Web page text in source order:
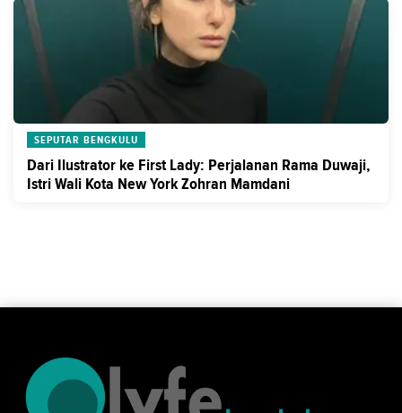
SEPUTAR BENGKULU
Dari Ilustrator ke First Lady: Perjalanan Rama Duwaji,
Istri Wali Kota New York Zohran Mamdani